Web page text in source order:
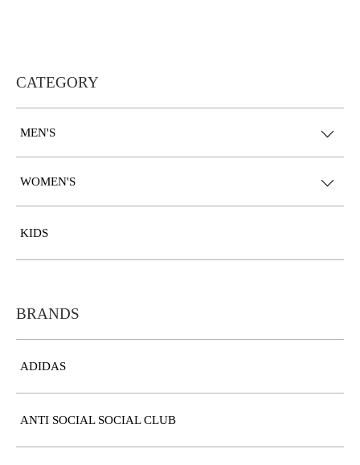
CATEGORY
MEN'S
WOMEN'S
KIDS
BRANDS
ADIDAS
ANTI SOCIAL SOCIAL CLUB